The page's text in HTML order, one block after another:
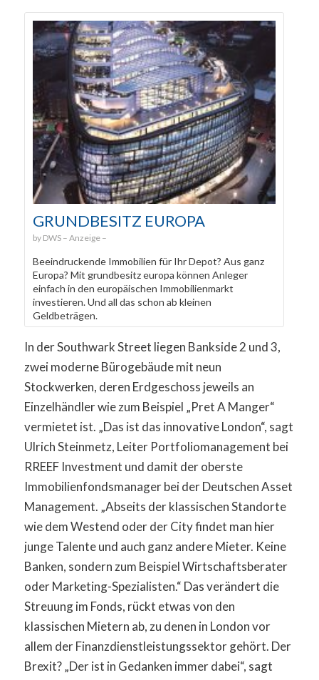
GRUNDBESITZ EUROPA
DWS
Beeindruckende Immobilien für Ihr Depot? Aus ganz
Europa? Mit grundbesitz europa können Anleger
einfach in den europäischen Immobilienmarkt
investieren. Und all das schon ab kleinen
Geldbeträgen.
In der Southwark Street liegen Bankside 2 und 3,
zwei moderne Bürogebäude mit neun
Stockwerken, deren Erdgeschoss jeweils an
Einzelhändler wie zum Beispiel „Pret A Manger“
vermietet ist. „Das ist das innovative London“, sagt
Ulrich Steinmetz, Leiter Portfoliomanagement bei
RREEF Investment und damit der oberste
Immobilienfondsmanager bei der Deutschen Asset
Management. „Abseits der klassischen Standorte
wie dem Westend oder der City findet man hier
junge Talente und auch ganz andere Mieter. Keine
Banken, sondern zum Beispiel Wirtschaftsberater
oder Marketing-Spezialisten.“ Das verändert die
Streuung im Fonds, rückt etwas von den
klassischen Mietern ab, zu denen in London vor
allem der Finanzdienstleistungssektor gehört. Der
Brexit? „Der ist in Gedanken immer dabei“, sagt